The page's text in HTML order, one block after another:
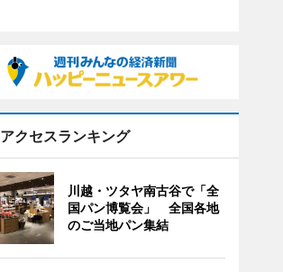
アクセスランキング
川越・ツタヤ南古谷で「全
国パン博覧会」 全国各地
のご当地パン集結